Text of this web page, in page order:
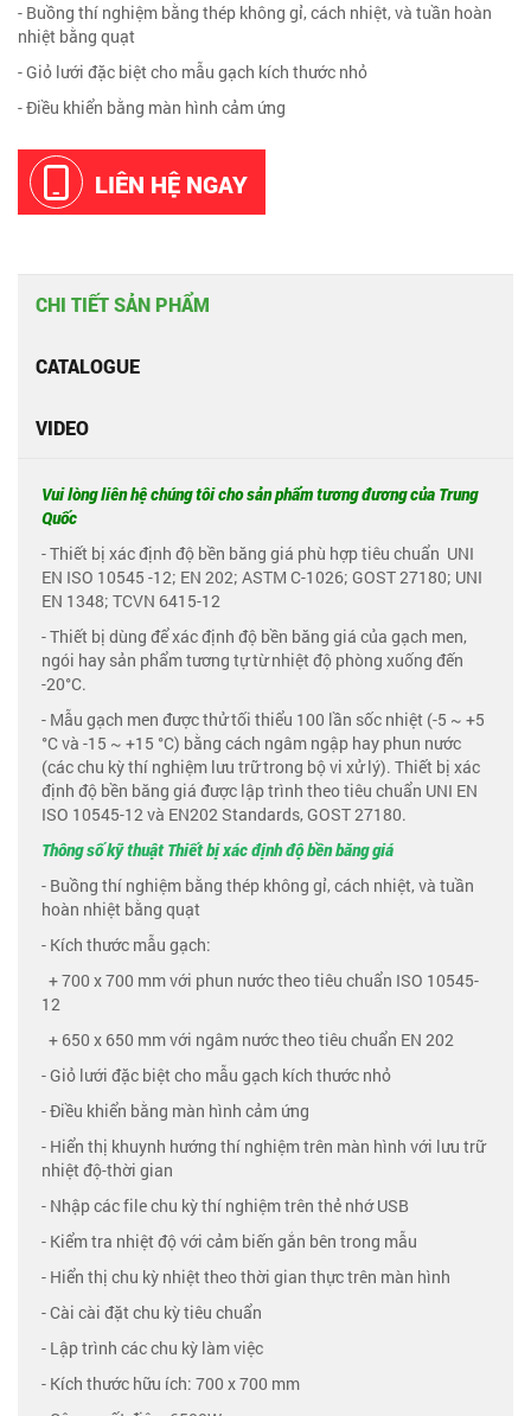
- Buồng thí nghiệm bằng thép không gỉ, cách nhiệt, và tuần hoàn
nhiệt bằng quạt
- Giỏ lưới đặc biệt cho mẫu gạch kích thước nhỏ
- Điều khiển bằng màn hình cảm ứng
LIÊN HỆ NGAY
CHI TIẾT SẢN PHẨM
CATALOGUE
VIDEO
Vui lòng liên hệ chúng tôi cho sản phẩm tương đương của Trung
Quốc
- Thiết bị xác định độ bền băng giá phù hợp tiêu chuẩn UNI
EN ISO 10545 -12; EN 202; ASTM C-1026; GOST 27180; UNI
EN 1348; TCVN 6415-12
- Thiết bị dùng để xác định độ bền băng giá của gạch men,
ngói hay sản phẩm tương tự từ nhiệt độ phòng xuống đến
-20°C.
- Mẫu gạch men được thử tối thiểu 100 lần sốc nhiệt (-5 ~ +5
°C và -15 ~ +15 °C) bằng cách ngâm ngập hay phun nước
(các chu kỳ thí nghiệm lưu trữ trong bộ vi xử lý). Thiết bị xác
định độ bền băng giá được lập trình theo tiêu chuẩn UNI EN
ISO 10545-12 và EN202 Standards, GOST 27180.
Thông số kỹ thuật Thiết bị xác định độ bền băng giá
- Buồng thí nghiệm bằng thép không gỉ, cách nhiệt, và tuần
hoàn nhiệt bằng quạt
- Kích thước mẫu gạch:
+ 700 x 700 mm với phun nước theo tiêu chuẩn ISO 10545-
12
+ 650 x 650 mm với ngâm nước theo tiêu chuẩn EN 202
- Giỏ lưới đặc biệt cho mẫu gạch kích thước nhỏ
- Điều khiển bằng màn hình cảm ứng
- Hiển thị khuynh hướng thí nghiệm trên màn hình với lưu trữ
nhiệt độ-thời gian
- Nhập các file chu kỳ thí nghiệm trên thẻ nhớ USB
- Kiểm tra nhiệt độ với cảm biến gắn bên trong mẫu
- Hiển thị chu kỳ nhiệt theo thời gian thực trên màn hình
- Cài cài đặt chu kỳ tiêu chuẩn
- Lập trình các chu kỳ làm việc
- Kích thước hữu ích: 700 x 700 mm